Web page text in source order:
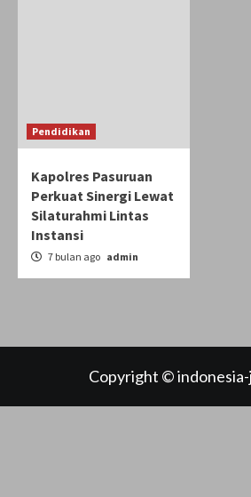
Pendidikan
Kapolres Pasuruan
Perkuat Sinergi Lewat
Silaturahmi Lintas
Instansi
7 bulan ago admin
Copyright © indonesia-